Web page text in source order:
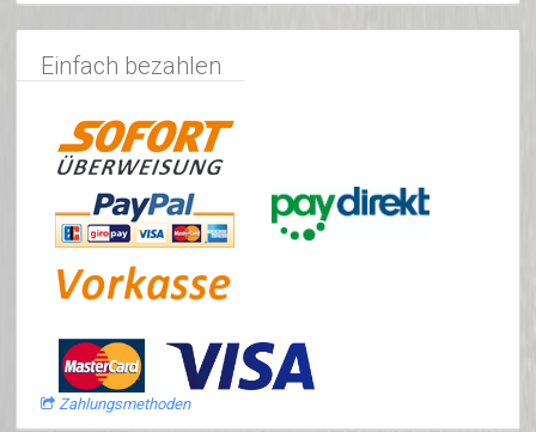
Einfach bezahlen
Zahlungsmethoden